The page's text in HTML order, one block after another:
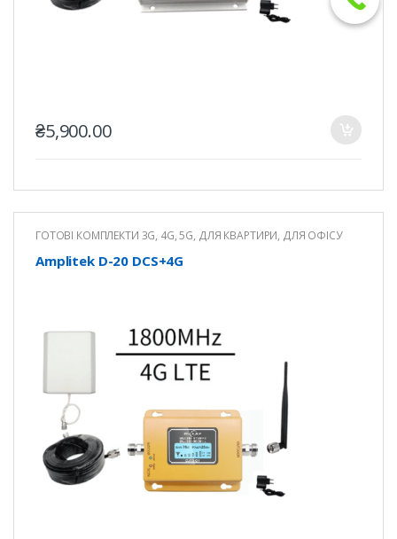
₴5,900.00
ГОТОВІ КОМПЛЕКТИ 3G, 4G, 5G, ДЛЯ КВАРТИРИ, ДЛЯ ОФІСУ
Amplitek D-20 DCS+4G